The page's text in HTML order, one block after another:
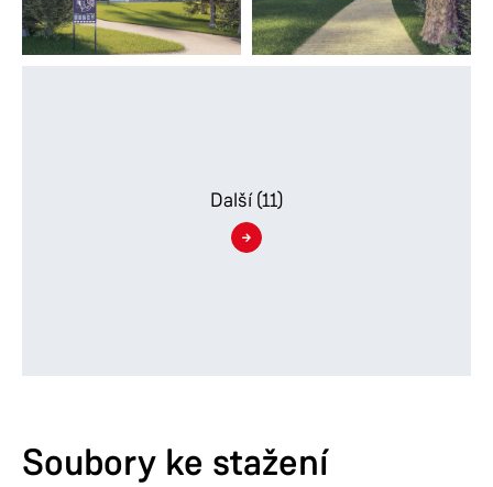
Další(11)
Soubory ke stažení